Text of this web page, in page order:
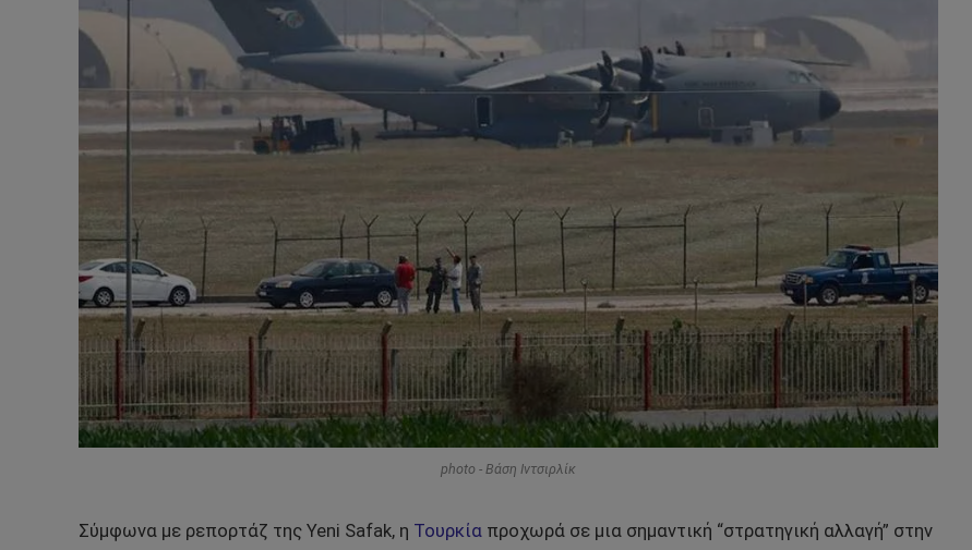
photo - Βάση Ιντσιρλίκ
Σύμφωνα με ρεπορτάζ της Yeni Safak, η Τουρκία προχωρά σε μια σημαντική “στρατηγική αλλαγή” στην